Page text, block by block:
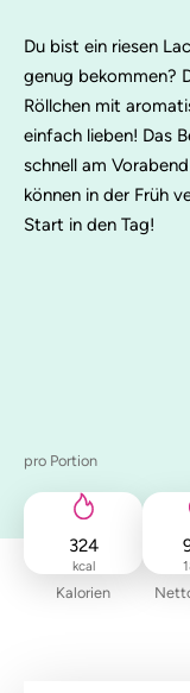
Du bist ein riesen
genug bekommen?
Röllchen mit
einfach lieben! Das
schnell am
können in der Früh
Start in den Tag!
pro Portion
324
kcal
Kalorien